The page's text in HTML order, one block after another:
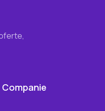
Companie